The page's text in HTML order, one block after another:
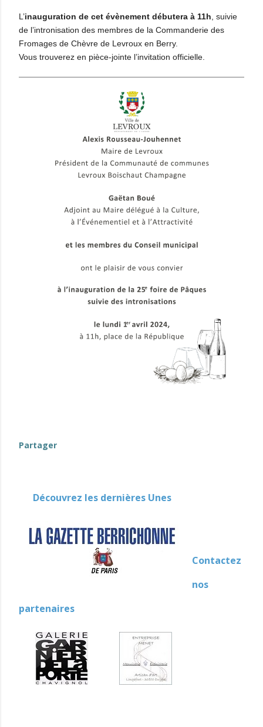
L’inauguration de cet évènement débutera à 11h , suivie
de l’intronisation des membres de la Commanderie des
Fromages de Chèvre de Levroux en Berry.
Vous trouverez en pièce-jointe l’invitation officielle.
Partager
Découvrez les dernières Unes
Contactez
nos
partenaires